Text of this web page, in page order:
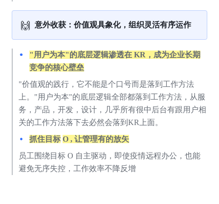
🙌 意外收获：价值观具象化，组织灵活有序运作
"用户为本"的底层逻辑渗透在 KR，成为企业长期
竞争的核心壁垒
"价值观的践行，它不能是个口号而是落到工作方法
上。"用户为本"的底层逻辑全部都落到工作方法，从服
务，产品，开发，设计，几乎所有很中后台有跟用户相
关的工作方法落下去必然会落到KR上面。
抓住目标 O , 让管理有的放矢
员工围绕目标 O 自主驱动，即使疫情远程办公，也能
避免无序失控，工作效率不降反增